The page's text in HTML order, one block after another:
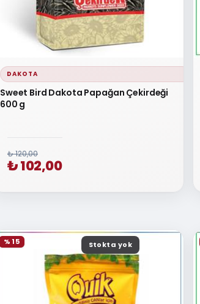
DAKOTA
Sweet Bird Dakota Papağan Çekirdeği
600 g
₺ 120,00
₺ 102,00
Stokta yok
% 15